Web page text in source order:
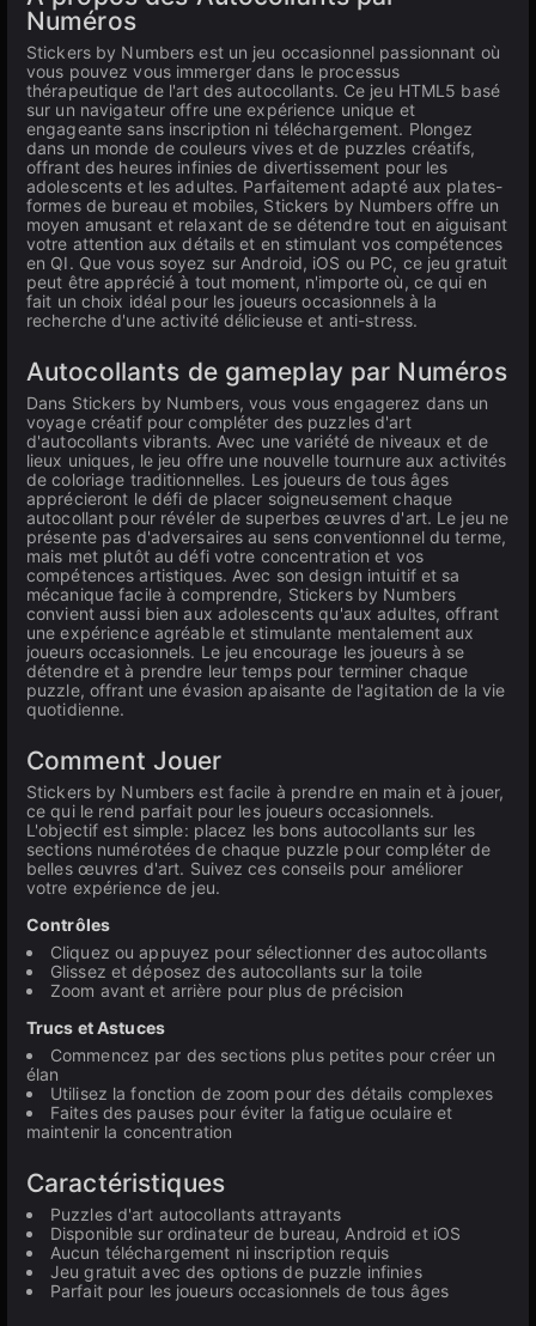
Numéros
Stickers by Numbers est un jeu occasionnel passionnant où
vous pouvez vous immerger dans le processus
thérapeutique de l'art des autocollants. Ce jeu HTML5 basé
sur un navigateur offre une expérience unique et
engageante sans inscription ni téléchargement. Plongez
dans un monde de couleurs vives et de puzzles créatifs,
offrant des heures infinies de divertissement pour les
adolescents et les adultes. Parfaitement adapté aux plates-
formes de bureau et mobiles, Stickers by Numbers offre un
moyen amusant et relaxant de se détendre tout en aiguisant
votre attention aux détails et en stimulant vos compétences
en QI. Que vous soyez sur Android, iOS ou PC, ce jeu gratuit
peut être apprécié à tout moment, n'importe où, ce qui en
fait un choix idéal pour les joueurs occasionnels à la
recherche d'une activité délicieuse et anti-stress.
Autocollants de gameplay par Numéros
Dans Stickers by Numbers, vous vous engagerez dans un
voyage créatif pour compléter des puzzles d'art
d'autocollants vibrants. Avec une variété de niveaux et de
lieux uniques, le jeu offre une nouvelle tournure aux activités
de coloriage traditionnelles. Les joueurs de tous âges
apprécieront le défi de placer soigneusement chaque
autocollant pour révéler de superbes œuvres d'art. Le jeu ne
présente pas d'adversaires au sens conventionnel du terme,
mais met plutôt au défi votre concentration et vos
compétences artistiques. Avec son design intuitif et sa
mécanique facile à comprendre, Stickers by Numbers
convient aussi bien aux adolescents qu'aux adultes, offrant
une expérience agréable et stimulante mentalement aux
joueurs occasionnels. Le jeu encourage les joueurs à se
détendre et à prendre leur temps pour terminer chaque
puzzle, offrant une évasion apaisante de l'agitation de la vie
quotidienne.
Comment Jouer
Stickers by Numbers est facile à prendre en main et à jouer,
ce qui le rend parfait pour les joueurs occasionnels.
L'objectif est simple: placez les bons autocollants sur les
sections numérotées de chaque puzzle pour compléter de
belles œuvres d'art. Suivez ces conseils pour améliorer
votre expérience de jeu.
Contrôles
Cliquez ou appuyez pour sélectionner des autocollants
Glissez et déposez des autocollants sur la toile
Zoom avant et arrière pour plus de précision
Trucs et Astuces
Commencez par des sections plus petites pour créer un
élan
Utilisez la fonction de zoom pour des détails complexes
Faites des pauses pour éviter la fatigue oculaire et
maintenir la concentration
Caractéristiques
Puzzles d'art autocollants attrayants
Disponible sur ordinateur de bureau, Android et iOS
Aucun téléchargement ni inscription requis
Jeu gratuit avec des options de puzzle infinies
Parfait pour les joueurs occasionnels de tous âges